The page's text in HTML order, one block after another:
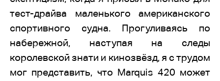
тест-драйва маленького американского
спортивного судна. Прогуливаясь по
набережной, наступая на следы
королевской знати и кинозвёзд, я с трудом
мог представить, что Marquis 420 может